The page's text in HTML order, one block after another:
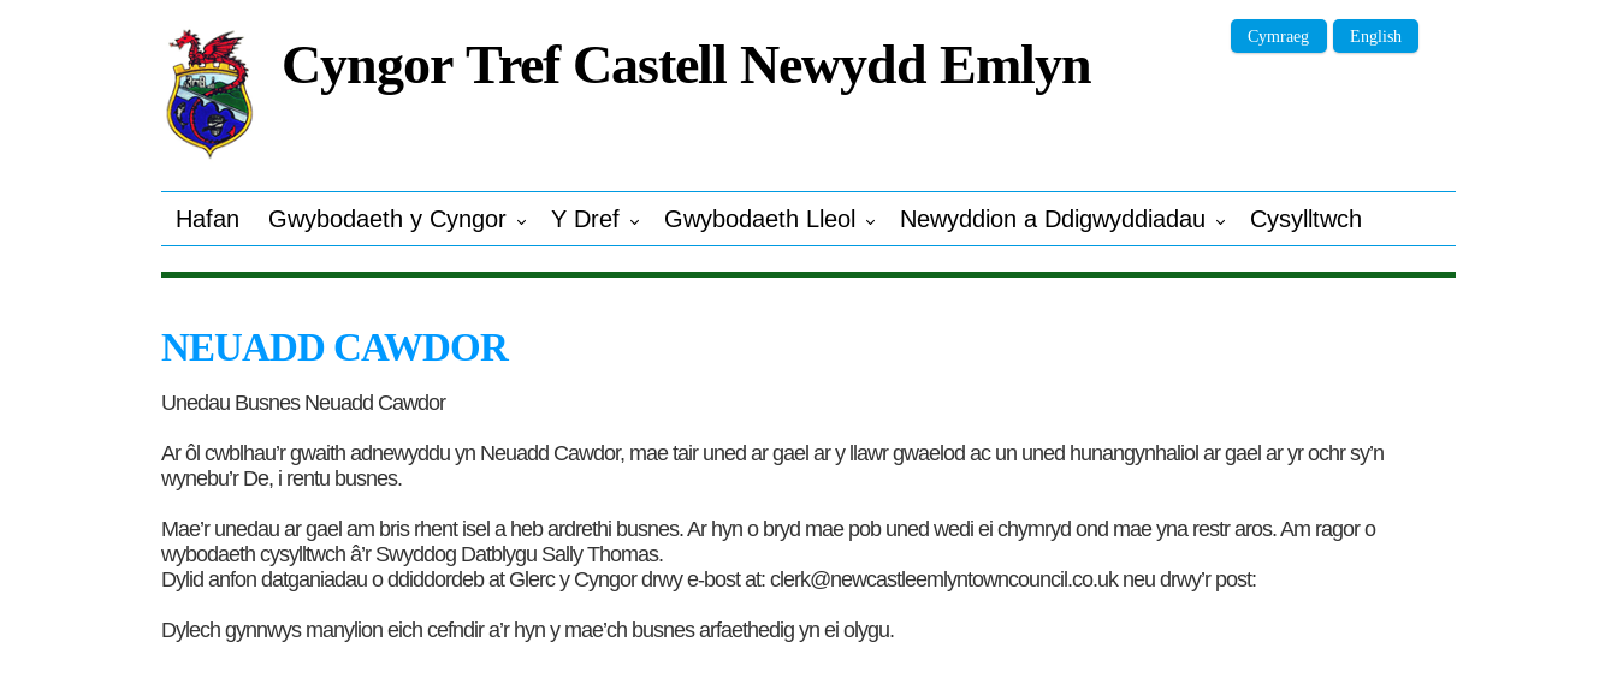
Cyngor Tref Castell Newydd Emlyn Cymraeg English
Hafan Gwybodaeth y Cyngor Y Dref Gwybodaeth Lleol Newyddion a Ddigwyddiadau Cysylltwch
NEUADD CAWDOR
Unedau Busnes Neuadd Cawdor
Ar ôl cwblhau’r gwaith adnewyddu yn Neuadd Cawdor, mae tair uned ar gael ar y llawr gwaelod ac un uned hunangynhaliol ar gael ar yr ochr sy’n
wynebu’r De, i rentu busnes.
Mae’r unedau ar gael am bris rhent isel a heb ardrethi busnes. Ar hyn o bryd mae pob uned wedi ei chymryd ond mae yna restr aros. Am ragor o
wybodaeth cysylltwch â’r Swyddog Datblygu Sally Thomas.
Dylid anfon datganiadau o ddiddordeb at Glerc y Cyngor drwy e-bost at: clerk@newcastleemlyntowncouncil.co.uk neu drwy’r post:
Dylech gynnwys manylion eich cefndir a’r hyn y mae’ch busnes arfaethedig yn ei olygu.